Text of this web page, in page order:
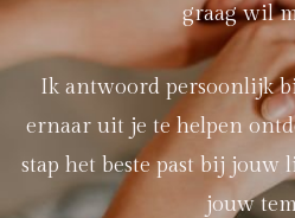
graag wil
Ik antwoord persoonlijk
ernaar uit je te helpen
stap het beste past bij jouw
jouw